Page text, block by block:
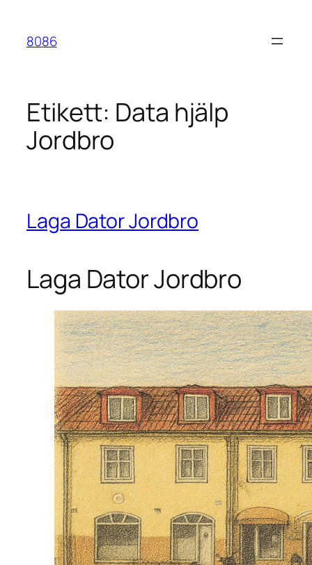
innehåll
8086
Etikett: Data hjälp
Jordbro
Laga Dator Jordbro
Laga Dator Jordbro